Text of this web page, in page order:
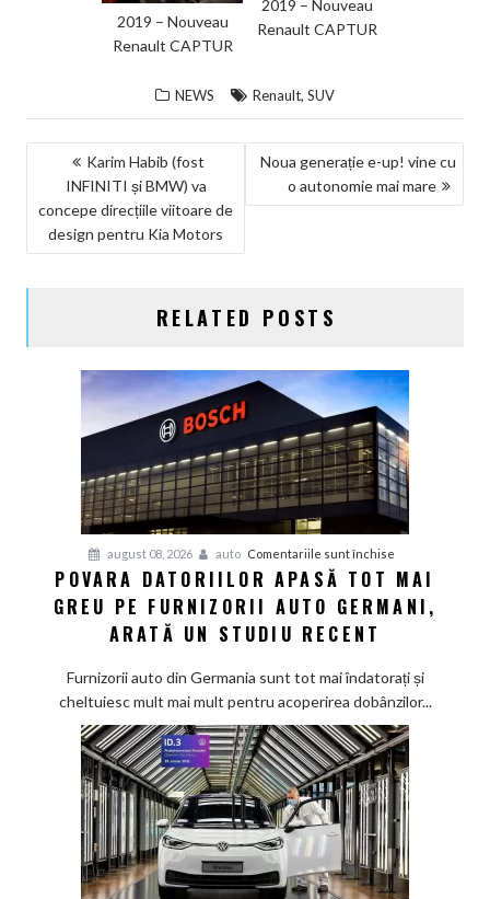
2019 – Nouveau
Renault CAPTUR
2019 – Nouveau
Renault CAPTUR
NEWS Renault, SUV
NAVIGARE
ARTICOLE
Karim Habib (fost
INFINITI și BMW) va
concepe direcțiile viitoare de
design pentru Kia Motors
Noua generație e-up! vine cu
o autonomie mai mare
RELATED POSTS
august 08, 2026 auto Comentariile sunt închise
Povara
datoriilor
mai
greu
furnizorii
auto
germani,
arată
un
studiu
recent
POVARA DATORIILOR APASĂ TOT MAI
GREU PE FURNIZORII AUTO GERMANI,
ARATĂ UN STUDIU RECENT
Furnizorii auto din Germania sunt tot mai îndatorați și
cheltuiesc mult mai mult pentru acoperirea dobânzilor...